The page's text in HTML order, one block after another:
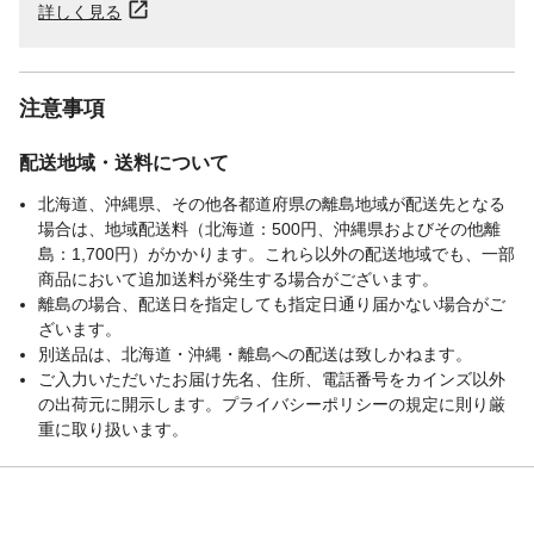
詳しく見る
注意事項
配送地域・送料について
北海道、沖縄県、その他各都道府県の離島地域が配送先となる
場合は、地域配送料（北海道：500円、沖縄県およびその他離
島：1,700円）がかかります。これら以外の配送地域でも、一部
商品において追加送料が発生する場合がございます。
離島の場合、配送日を指定しても指定日通り届かない場合がご
ざいます。
別送品は、北海道・沖縄・離島への配送は致しかねます。
ご入力いただいたお届け先名、住所、電話番号をカインズ以外
の出荷元に開示します。プライバシーポリシーの規定に則り厳
重に取り扱います。